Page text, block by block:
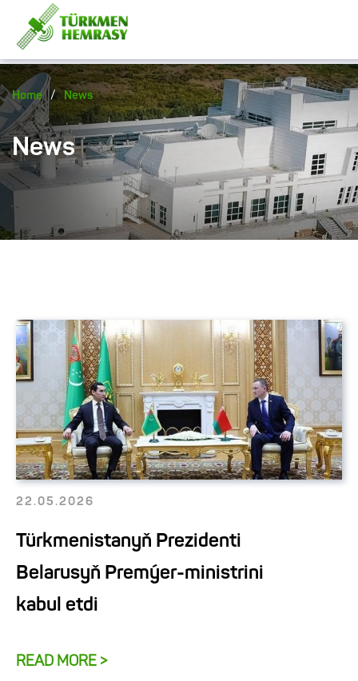
Home / News
News
22.05.2026
Türkmenistanyň Prezidenti
Belarusyň Premýer-ministrini
kabul etdi
READ MORE >